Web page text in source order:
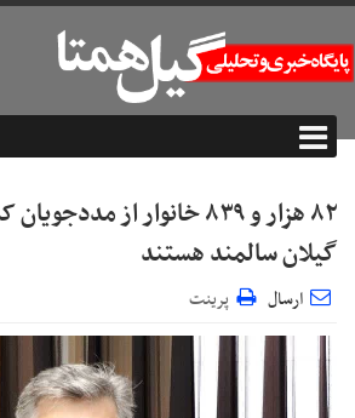
۸۲ هزار و ۸۳۹ خانوار از
گیلان سالمند هستند
ارسال پرینت